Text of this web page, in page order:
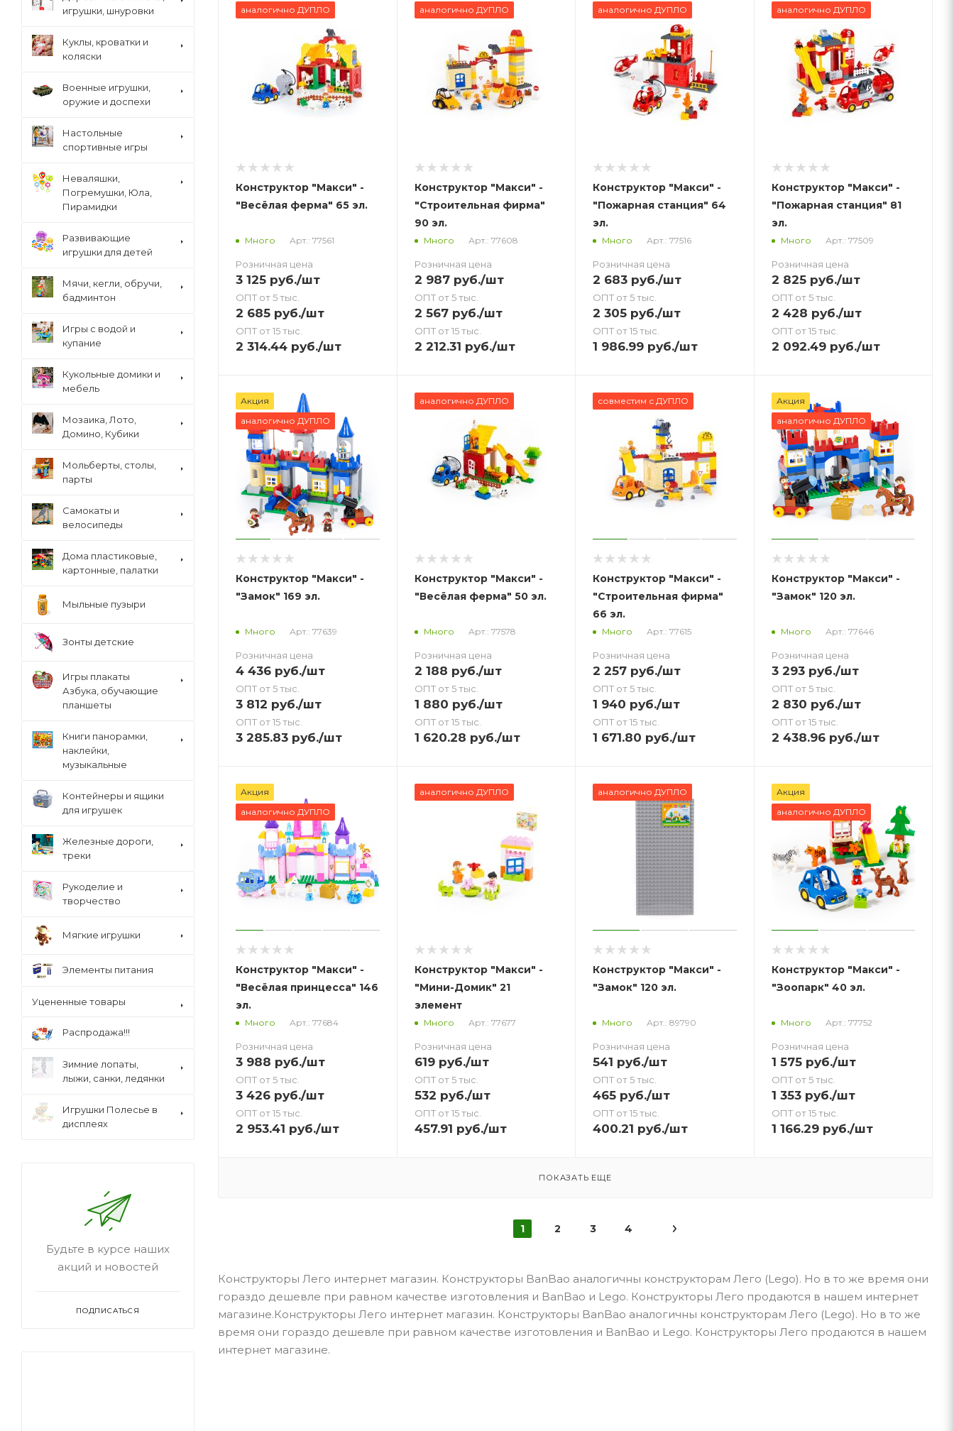
аналогично ДУПЛО
Конструктор "Макси" -
"Весёлая ферма" 65 эл.
Много Арт.: 77561
Розничная цена
3 125 руб./шт
ОПТ от 5 тыс.
2 685 руб./шт
ОПТ от 15 тыс.
2 314.44 руб./шт
аналогично ДУПЛО
Конструктор "Макси" -
"Строительная фирма"
90 эл.
Много Арт.: 77608
Розничная цена
2 987руб./шт
ОПТ от 5 тыс.
2 567руб./шт
ОПТ от 15 тыс.
2 212.31 руб./шт
аналогично ДУПЛО
Конструктор "Макси" -
"Пожарная станция" 64
эл.
Много Арт.: 77516
Розничная цена
2 683 руб./шт
ОПТ от 5 тыс.
2 305 руб./шт
ОПТ от 15 тыс.
1 986.99 руб./шт
аналогично ДУПЛО
Конструктор "Макси" -
"Пожарная станция" 81
эл.
Много Арт.: 77509
Розничная цена
2 825руб./шт
ОПТ от 5 тыс.
2 428 руб./шт
ОПТ от 15 тыс.
2 092.49руб./шт
Акция
аналогично ДУПЛО
Конструктор "Макси" -
"Замок" 169 эл.
Много Арт.: 77639
Розничная цена
4 436 руб./шт
ОПТ от 5 тыс.
3 812 руб./шт
ОПТ от 15 тыс.
3 285.83 руб./шт
аналогично ДУПЛО
Конструктор "Макси" -
"Весёлая ферма" 50 эл.
Много Арт.: 77578
Розничная цена
2 188 руб./шт
ОПТ от 5 тыс.
1 880 руб./шт
ОПТ от 15 тыс.
1 620.28 руб./шт
совместим с ДУПЛО
Конструктор "Макси" -
"Строительная фирма"
66 эл.
Много Арт.: 77615
Розничная цена
2 257 руб./шт
ОПТ от 5 тыс.
1 940 руб./шт
ОПТ от 15 тыс.
1 671.80 руб./шт
Акция
аналогично ДУПЛО
Конструктор "Макси" -
"Замок" 120 эл.
Много Арт.: 77646
Розничная цена
3 293руб./шт
ОПТ от 5 тыс.
2 830 руб./шт
ОПТ от 15 тыс.
2 438.96руб./шт
Акция
аналогично ДУПЛО
Конструктор "Макси" -
"Весёлая принцесса" 146
эл.
Много Арт.: 77684
Розничная цена
3 988 руб./шт
ОПТ от 5 тыс.
3 426 руб./шт
ОПТ от 15 тыс.
2 953.41 руб./шт
аналогично ДУПЛО
Конструктор "Макси" -
"Мини-Домик" 21
элемент
Много Арт.: 77677
Розничная цена
619руб./шт
ОПТ от 5 тыс.
532 руб./шт
ОПТ от 15 тыс.
457.91 руб./шт
аналогично ДУПЛО
Конструктор "Макси" -
"Замок" 120 эл.
Много Арт.: 89790
Розничная цена
541 руб./шт
ОПТ от 5 тыс.
465 руб./шт
ОПТ от 15 тыс.
400.21 руб./шт
Акция
аналогично ДУПЛО
Конструктор "Макси" -
"Зоопарк" 40 эл.
Много Арт.: 77752
Розничная цена
1 575руб./шт
ОПТ от 5 тыс.
1 353руб./шт
ОПТ от 15 тыс.
1 166.29руб./шт
ПОКАЗАТЬ ЕЩЕ
1 2 3 4
Конструкторы Лего интернет магазин. Конструкторы BanBao аналогичны конструкторам Лего (Lego). Но в то же время они
гораздо дешевле при равном качестве изготовления и BanBao и Lego. Конструкторы Лего продаются в нашем интернет
магазине.Конструкторы Лего интернет магазин. Конструкторы BanBao аналогичны конструкторам Лего (Lego). Но в то же
время они гораздо дешевле при равном качестве изготовления и BanBao и Lego. Конструкторы Лего продаются в нашем
интернет магазине.
игрушки, шнуровки
Куклы, кроватки и
коляски
Военные игрушки,
оружие и доспехи
Настольные
спортивные игры
Неваляшки,
Погремушки, Юла,
Пирамидки
Развивающие
игрушки для детей
Мячи, кегли, обручи,
бадминтон
Игры с водой и
купание
Кукольные домики и
мебель
Мозаика, Лото,
Домино, Кубики
Мольберты, столы,
парты
Cамокаты и
велосипеды
Дома пластиковые,
картонные, палатки
Мыльные пузыри
Зонты детские
Игры плакаты
Азбука, обучающие
планшеты
Книги панорамки,
наклейки,
музыкальные
Контейнеры и ящики
для игрушек
Железные дороги,
треки
Рукоделие и
творчество
Мягкие игрушки
Элементы питания
Уцененные товары
Распродажа!!!
Зимние лопаты,
лыжи, санки, ледянки
Игрушки Полесье в
дисплеях
Будьте в курсе наших
акций и новостей
ПОДПИСАТЬСЯ